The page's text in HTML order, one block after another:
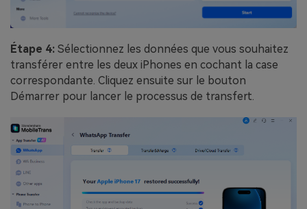
Étape 4: Sélectionnez les données que vous souhaitez
transférer entre les deux iPhones en cochant la case
correspondante. Cliquez ensuite sur le bouton
Démarrer pour lancer le processus de transfert.